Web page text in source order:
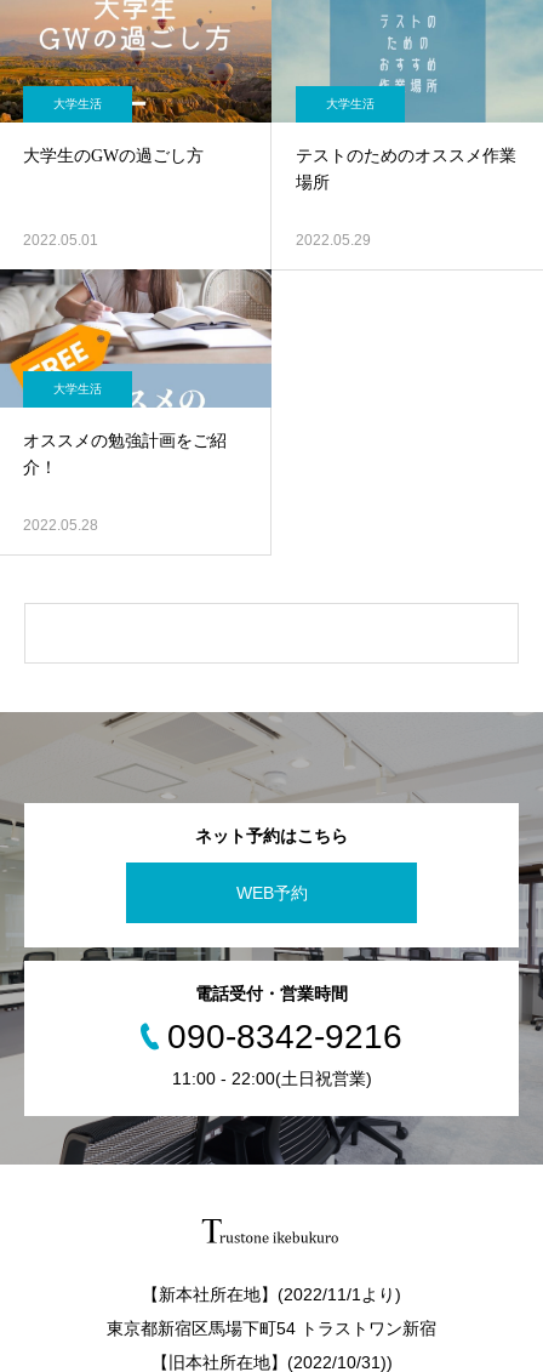
大学生活
大学生のGWの過ごし方
2022.05.01
大学生活
テストのためのオススメ作業
場所
2022.05.29
大学生活
オススメの勉強計画をご紹
介！
2022.05.28
ネット予約はこちら
WEB予約
電話受付・営業時間
090-8342-9216
11:00 - 22:00(土日祝営業)
【新本社所在地】(2022/11/1より)
東京都新宿区馬場下町54 トラストワン新宿
【旧本社所在地】(2022/10/31))